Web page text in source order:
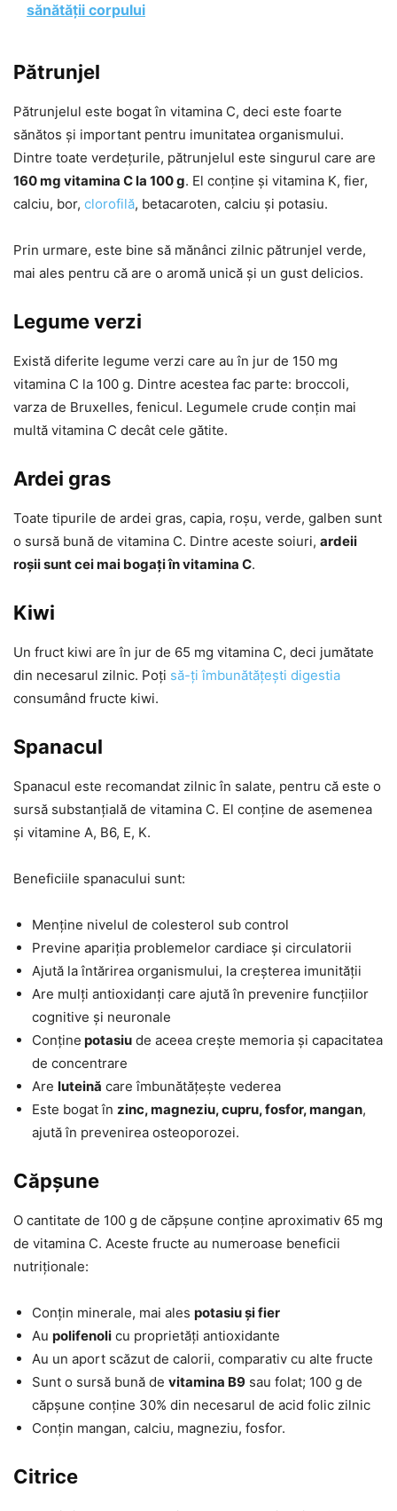
sănătății corpului
Pătrunjel
Pătrunjelul este bogat în vitamina C, deci este foarte
sănătos și important pentru imunitatea organismului.
Dintre toate verdețurile, pătrunjelul este singurul care are
160 mg vitamina C la 100 g. El conține și vitamina K, fier,
calciu, bor, clorofilă, betacaroten, calciu și potasiu.
Prin urmare, este bine să mănânci zilnic pătrunjel verde,
mai ales pentru că are o aromă unică și un gust delicios.
Legume verzi
Există diferite legume verzi care au în jur de 150 mg
vitamina C la 100 g. Dintre acestea fac parte: broccoli,
varza de Bruxelles, fenicul. Legumele crude conțin mai
multă vitamina C decât cele gătite.
Ardei gras
Toate tipurile de ardei gras, capia, roșu, verde, galben sunt
o sursă bună de vitamina C. Dintre aceste soiuri, ardeii
roșii sunt cei mai bogați în vitamina C.
Kiwi
Un fruct kiwi are în jur de 65 mg vitamina C, deci jumătate
din necesarul zilnic. Poți să-ți îmbunătățești digestia
consumând fructe kiwi.
Spanacul
Spanacul este recomandat zilnic în salate, pentru că este o
sursă substanțială de vitamina C. El conține de asemenea
și vitamine A, B6, E, K.
Beneficiile spanacului sunt:
Menține nivelul de colesterol sub control
Previne apariția problemelor cardiace și circulatorii
Ajută la întărirea organismului, la creșterea imunității
Are mulți antioxidanți care ajută în prevenire funcțiilor
cognitive și neuronale
Conține potasiu de aceea crește memoria și capacitatea
de concentrare
Are luteină care îmbunătățește vederea
Este bogat în zinc, magneziu, cupru, fosfor, mangan,
ajută în prevenirea osteoporozei.
Căpșune
O cantitate de 100 g de căpșune conține aproximativ 65 mg
de vitamina C. Aceste fructe au numeroase beneficii
nutriționale:
Conțin minerale, mai ales potasiu și fier
Au polifenoli cu proprietăți antioxidante
Au un aport scăzut de calorii, comparativ cu alte fructe
Sunt o sursă bună de vitamina B9 sau folat; 100 g de
căpșune conține 30% din necesarul de acid folic zilnic
Conțin mangan, calciu, magneziu, fosfor.
Citrice